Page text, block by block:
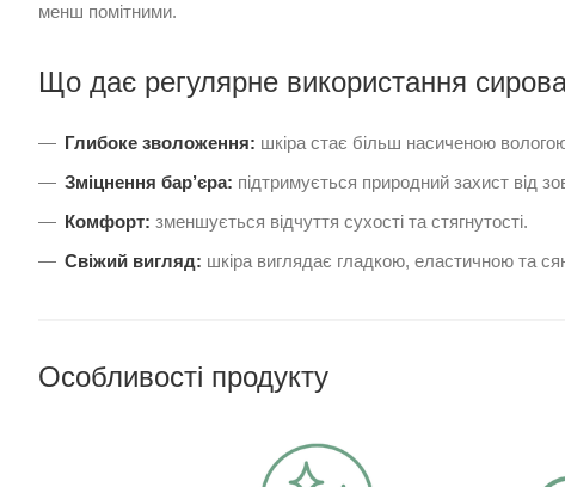
менш помітними.
Що дає регулярне використання
Глибоке зволоження: шкіра стає більш насиченою
Зміцнення бар’єра: підтримується природний захист від
Комфорт: зменшується відчуття сухості та стягнутості.
Свіжий вигляд: шкіра виглядає гладкою, еластичною та
Особливості продукту